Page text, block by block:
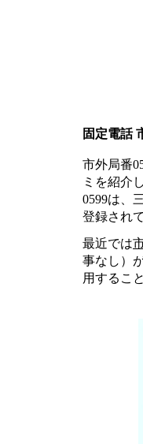
固定電話
市外局番
ミを紹介
0599は、
登録され
最近では
事なし）
用するこ